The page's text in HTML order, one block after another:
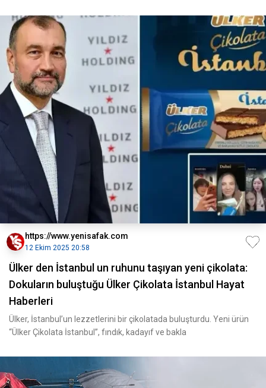
https://www.yenisafak.com
12 Ekim 2025 20:58
Ülker den İstanbul un ruhunu taşıyan yeni çikolata:
Dokuların buluştuğu Ülker Çikolata İstanbul Hayat
Haberleri
Ülker, İstanbul’un lezzetlerini bir çikolatada buluşturdu. Yeni ürün
“Ülker Çikolata İstanbul”, fındık, kadayıf ve bakla